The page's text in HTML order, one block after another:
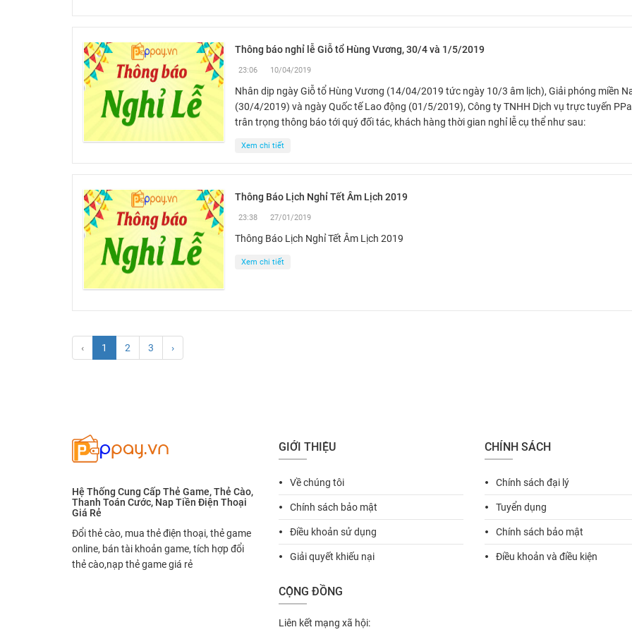
Thông báo nghỉ lễ Giỗ tổ Hùng Vương, 30/4 và 1/5/2019
23:06 10/04/2019
Nhân dịp ngày Giỗ tổ Hùng Vương (14/04/2019 tức ngày 10/3 âm lịch), Giải phóng miền
(30/4/2019) và ngày Quốc tế Lao động (01/5/2019), Công ty TNHH Dịch vụ trực tuyến
trân trọng thông báo tới quý đối tác, khách hàng thời gian nghỉ lễ cụ thể như sau:
Xem chi tiết
Thông Báo Lịch Nghỉ Tết Âm Lịch 2019
23:38 27/01/2019
Thông Báo Lịch Nghỉ Tết Âm Lịch 2019
Xem chi tiết
‹ 1 2 3 ›
Hệ Thống Cung Cấp Thẻ Game, Thẻ Cào,
Thanh Toán Cước, Nap Tiền Điện Thoại
Giá Rẻ
Đổi thẻ cào, mua thẻ điện thoại, thẻ game
online, bán tài khoản game, tích hợp đổi
thẻ cào,nạp thẻ game giá rẻ
GIỚI THIỆU
fiber_manual_record Về chúng tôi
fiber_manual_record Chính sách bảo mật
fiber_manual_record Điều khoản sử dụng
fiber_manual_record Giải quyết khiếu nại
CHÍNH SÁCH
fiber_manual_record Chính sách đại lý
fiber_manual_record Tuyển dụng
fiber_manual_record Chính sách bảo mật
fiber_manual_record Điều khoản và điều kiện
CỘNG ĐỒNG
Liên kết mạng xã hội: